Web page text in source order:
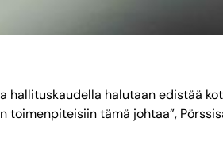
hallituskaudella halutaan edistää
toimenpiteisiin tämä johtaa”,